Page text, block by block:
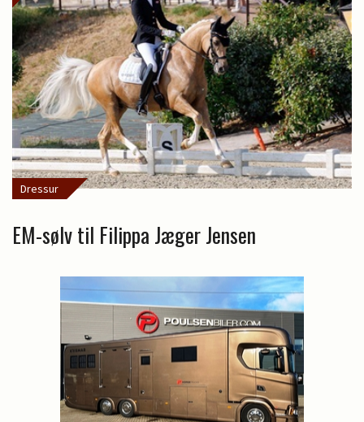
Dressur
EM-sølv til Filippa Jæger Jensen